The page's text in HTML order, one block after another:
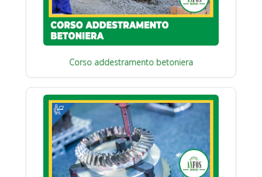
Corso addestramento betoniera